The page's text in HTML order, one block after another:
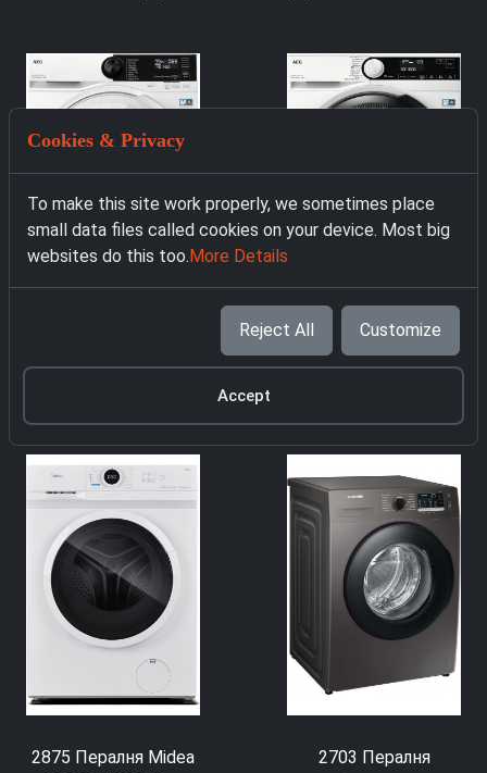
LR6A65490 бял
4418 Пералня AEG
LR7A70690
2875 Пералня Midea
2703 Пералня
Cookies & Privacy
To make this site work properly, we sometimes place
small data files called cookies on your device. Most big
websites do this too.More Details
Reject All Customize
Accept